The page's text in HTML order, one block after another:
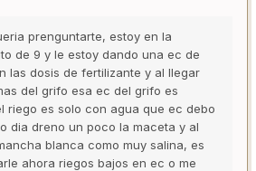
prenguntarte, estoy en la
de 9 y le estoy dando una ec de
las dosis de fertilizante y al llegar
del grifo esa ec del grifo es
riego es solo con agua que ec debo
dia dreno un poco la maceta y al
blanca como muy salina, es
ahora riegos bajos en ec o me